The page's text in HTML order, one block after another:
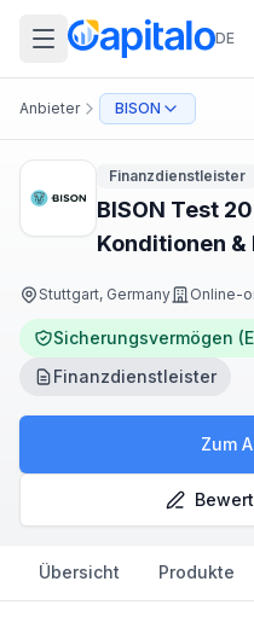
DE
Anbieter BISON
Finanzdienstleister
BISON Test
Konditionen
Stuttgart, Germany Online-
Sicherungsvermögen
Finanzdienstleister
Zum
Übersicht Produkte